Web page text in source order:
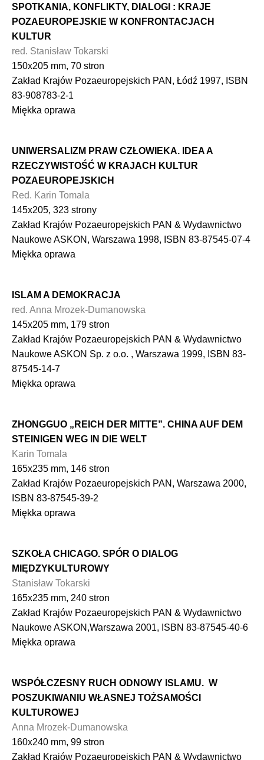
SPOTKANIA, KONFLIKTY, DIALOGI : KRAJE
POZAEUROPEJSKIE W KONFRONTACJACH
KULTUR
red. Stanisław Tokarski
150x205 mm, 70 stron
Zakład Krajów Pozaeuropejskich PAN, Łódź 1997, ISBN
83-908783-2-1
Miękka oprawa
UNIWERSALIZM PRAW CZŁOWIEKA. IDEA A
RZECZYWISTOŚĆ W KRAJACH KULTUR
POZAEUROPEJSKICH
Red. Karin Tomala
145x205, 323 strony
Zakład Krajów Pozaeuropejskich PAN & Wydawnictwo
Naukowe ASKON, Warszawa 1998, ISBN 83-87545-07-4
Miękka oprawa
ISLAM A DEMOKRACJA
red. Anna Mrozek-Dumanowska
145x205 mm, 179 stron
Zakład Krajów Pozaeuropejskich PAN & Wydawnictwo
Naukowe ASKON Sp. z o.o. , Warszawa 1999, ISBN 83-
87545-14-7
Miękka oprawa
ZHONGGUO „REICH DER MITTE”. CHINA AUF DEM
STEINIGEN WEG IN DIE WELT
Karin Tomala
165x235 mm, 146 stron
Zakład Krajów Pozaeuropejskich PAN, Warszawa 2000,
ISBN 83-87545-39-2
Miękka oprawa
SZKOŁA CHICAGO. SPÓR O DIALOG
MIĘDZYKULTUROWY
Stanisław Tokarski
165x235 mm, 240 stron
Zakład Krajów Pozaeuropejskich PAN & Wydawnictwo
Naukowe ASKON,Warszawa 2001, ISBN 83-87545-40-6
Miękka oprawa
WSPÓŁCZESNY RUCH ODNOWY ISLAMU. W
POSZUKIWANIU WŁASNEJ TOŻSAMOŚCI
KULTUROWEJ
Anna Mrozek-Dumanowska
160x240 mm, 99 stron
Zakład Krajów Pozaeuropejskich PAN & Wydawnictwo